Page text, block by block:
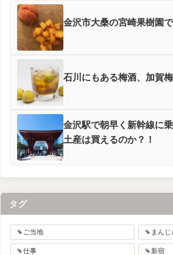
金沢市大桑の宮崎果樹園
石川にもある梅酒、加賀梅
金沢駅で朝早く新幹線に
土産は買えるのか？！
タグ
ご当地 まんじ
仕事 新宿